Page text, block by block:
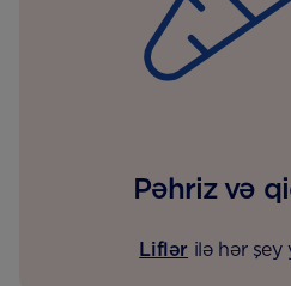
Pəhriz və
Liflər ilə hər şey